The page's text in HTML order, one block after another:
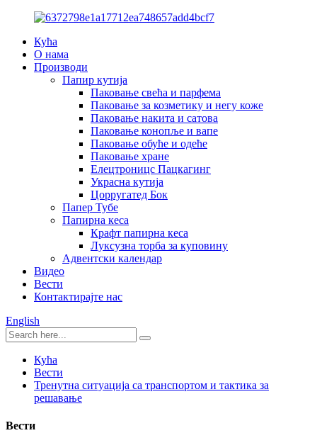
Кућа
О нама
Производи
Папир кутија
Паковање свећа и парфема
Паковање за козметику и негу коже
Паковање накита и сатова
Паковање конопље и вапе
Паковање обуће и одеће
Паковање хране
Елецтроницс Пацкагинг
Украсна кутија
Цорругатед Бок
Папер Тубе
Папирна кеса
Крафт папирна кеса
Луксузна торба за куповину
Адвентски календар
Видео
Вести
Контактирајте нас
English
Кућа
Вести
Тренутна ситуација са транспортом и тактика за
решавање
Вести